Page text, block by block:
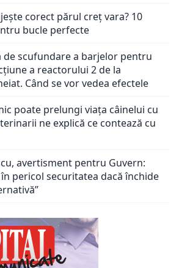
corect părul creț vara? 10
bucle perfecte
de scufundare a barjelor pentru
a reactorului 2 de la
Când se vor vedea efectele
poate prelungi viața câinelui cu
ne explică ce contează cu
avertisment pentru Guvern:
pericol securitatea dacă închide